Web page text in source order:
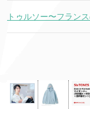
トゥルソー〜フラン